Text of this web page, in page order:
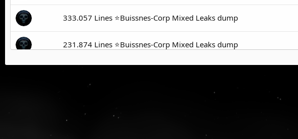
333.057 Lines ⭐️Buissnes-Corp Mixed Leaks dump
231.874 Lines ⭐️Buissnes-Corp Mixed Leaks dump
230.507 Lines Buissnes-Corp Mixed Leaks dump